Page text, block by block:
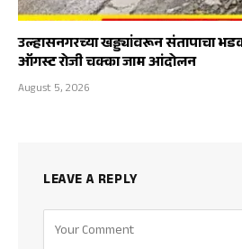
उल्हासनगरच्या खड्ड्यांवरून संतापाचा
ऑगस्ट रोजी चक्का जाम आंदोलन
August 5, 2026
LEAVE A REPLY